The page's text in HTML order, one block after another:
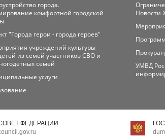
города.
комфортной городской
"Города герои - города героев"
учреждений культуры
из семей участников СВО и
семей
услуги
Новости
УМВД
ФЕДЕРАЦИИ